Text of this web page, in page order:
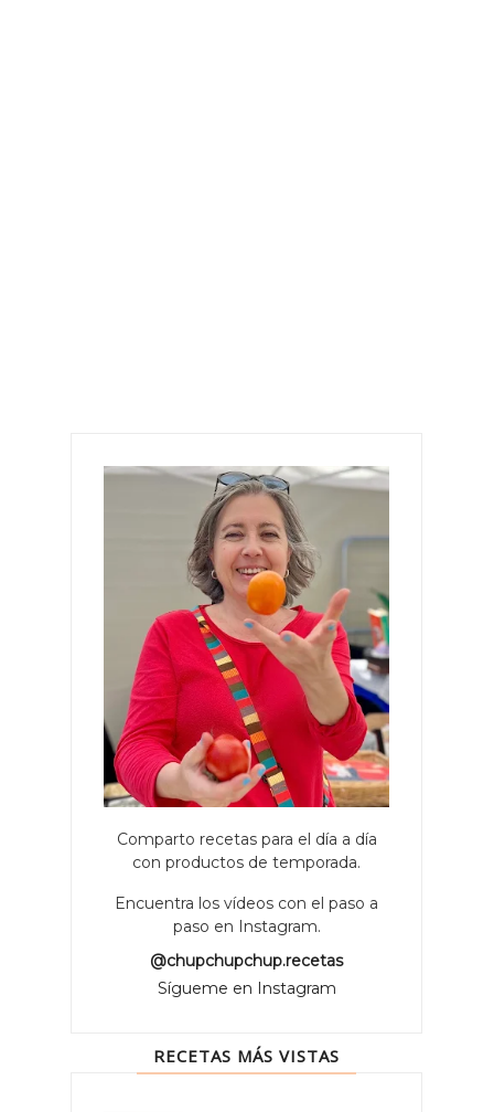
Comparto recetas para el día a día
con productos de temporada.
Encuentra los vídeos con el paso a
paso en Instagram.
@chupchupchup.recetas
Sígueme en Instagram
RECETAS MÁS VISTAS